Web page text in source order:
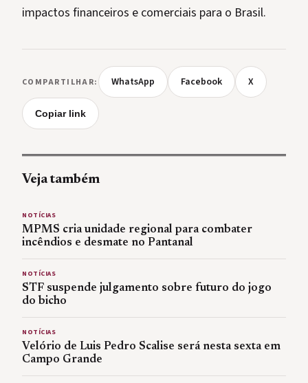
impactos financeiros e comerciais para o Brasil.
COMPARTILHAR: WhatsApp Facebook X
Copiar link
Veja também
NOTÍCIAS
MPMS cria unidade regional para combater
incêndios e desmate no Pantanal
NOTÍCIAS
STF suspende julgamento sobre futuro do jogo
do bicho
NOTÍCIAS
Velório de Luis Pedro Scalise será nesta sexta em
Campo Grande